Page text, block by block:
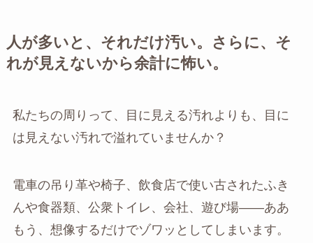
人が多いと、それだけ汚い。さらに、そ
れが見えないから余計に怖い。
私たちの周りって、目に見える汚れよりも、目に
は見えない汚れで溢れていませんか？
電車の吊り革や椅子、飲食店で使い古されたふき
んや食器類、公衆トイレ、会社、遊び場――ああ
もう、想像するだけでゾワッとしてしまいます。